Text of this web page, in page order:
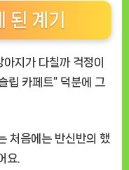
으
로
인
정
된 계기
지가 다칠까 걱정이
립 카페트” 덕분에 그
처음에는 반신반의 했
요.